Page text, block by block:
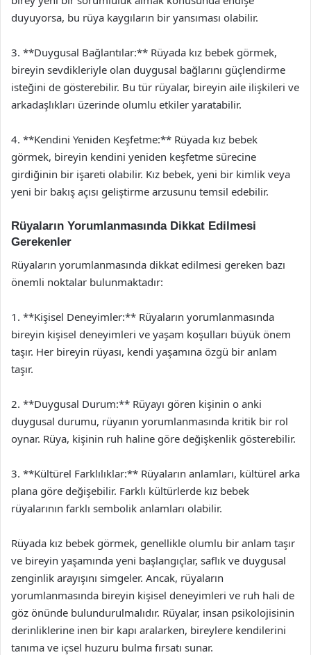
duyuyorsa, bu rüya kaygıların bir yansıması olabilir.
3. **Duygusal Bağlantılar:** Rüyada kız bebek görmek,
bireyin sevdikleriyle olan duygusal bağlarını güçlendirme
isteğini de gösterebilir. Bu tür rüyalar, bireyin aile ilişkileri ve
arkadaşlıkları üzerinde olumlu etkiler yaratabilir.
4. **Kendini Yeniden Keşfetme:** Rüyada kız bebek
görmek, bireyin kendini yeniden keşfetme sürecine
girdiğinin bir işareti olabilir. Kız bebek, yeni bir kimlik veya
yeni bir bakış açısı geliştirme arzusunu temsil edebilir.
Rüyaların Yorumlanmasında Dikkat Edilmesi
Gerekenler
Rüyaların yorumlanmasında dikkat edilmesi gereken bazı
önemli noktalar bulunmaktadır:
1. **Kişisel Deneyimler:** Rüyaların yorumlanmasında
bireyin kişisel deneyimleri ve yaşam koşulları büyük önem
taşır. Her bireyin rüyası, kendi yaşamına özgü bir anlam
taşır.
2. **Duygusal Durum:** Rüyayı gören kişinin o anki
duygusal durumu, rüyanın yorumlanmasında kritik bir rol
oynar. Rüya, kişinin ruh haline göre değişkenlik gösterebilir.
3. **Kültürel Farklılıklar:** Rüyaların anlamları, kültürel arka
plana göre değişebilir. Farklı kültürlerde kız bebek
rüyalarının farklı sembolik anlamları olabilir.
Rüyada kız bebek görmek, genellikle olumlu bir anlam taşır
ve bireyin yaşamında yeni başlangıçlar, saflık ve duygusal
zenginlik arayışını simgeler. Ancak, rüyaların
yorumlanmasında bireyin kişisel deneyimleri ve ruh hali de
göz önünde bulundurulmalıdır. Rüyalar, insan psikolojisinin
derinliklerine inen bir kapı aralarken, bireylere kendilerini
tanıma ve içsel huzuru bulma fırsatı sunar.